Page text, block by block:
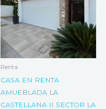
Renta
CASA EN RENTA
AMUEBLADA LA
CASTELLANA II SECTOR LA